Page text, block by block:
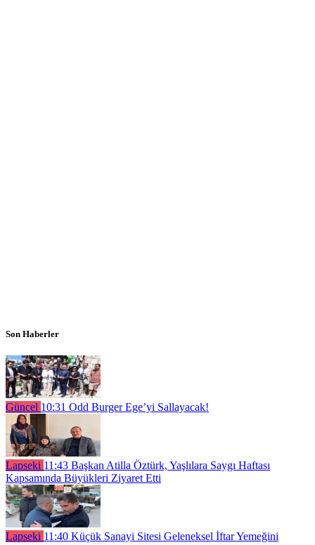
Son Haberler
Güncel 10:31 Odd Burger Ege’yi Sallayacak!
Lapseki 11:43 Başkan Atilla Öztürk, Yaşlılara Saygı Haftası
Kapsamında Büyükleri Ziyaret Etti
Lapseki 11:40 Küçük Sanayi Sitesi Geleneksel İftar Yemeğini